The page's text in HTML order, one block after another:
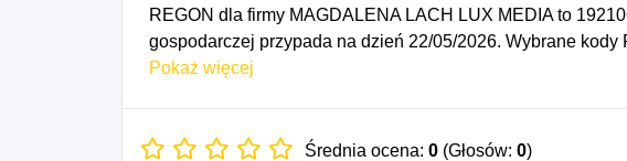
REGON dla firmy MAGDALENA LACH LUX MEDIA to
gospodarczej przypada na dzień 22/05/2026. Wybrane
prowadzona przez domy sprzedaży wysyłkowej lub Internet,
poprzez środki masowego przekazu, 7330B - Działalność
Pokaż więcej
Średnia ocena: 0 (Głosów: 0)